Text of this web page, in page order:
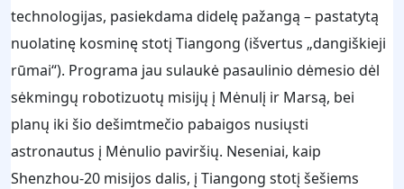
technologijas, pasiekdama didelę pažangą – pastatytą
nuolatinę kosminę stotį Tiangong (išvertus „dangiškieji
rūmai“). Programa jau sulaukė pasaulinio dėmesio dėl
sėkmingų robotizuotų misijų į Mėnulį ir Marsą, bei
planų iki šio dešimtmečio pabaigos nusiųsti
astronautus į Mėnulio paviršių. Neseniai, kaip
Shenzhou-20 misijos dalis, į Tiangong stotį šešiems